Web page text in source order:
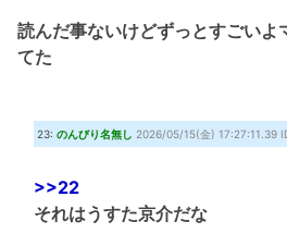
読んだ事ないけどずっとすごいよ
てた
23: のんびり名無し 2026/05/15(金) 17:27:11.39
>>22
それはうすた京介だな